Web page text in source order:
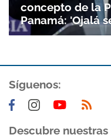
concepto de la
Panamá: 'Ojalá
Síguenos:
Descubre nuestras